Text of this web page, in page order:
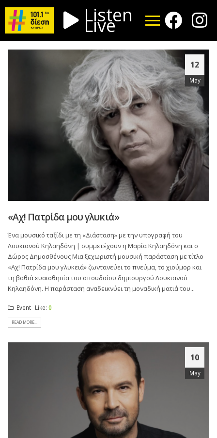
Listen
Live
12
May
«Αχ! Πατρίδα μου γλυκιά»
Ένα μουσικό ταξίδι με τη «Διάσταση» με την υπογραφή του
Λουκιανού Κηλαηδόνη | συμμετέχουν η Μαρία Κηλαηδόνη και ο
Δώρος Δημοσθένους Μια ξεχωριστή μουσική παράσταση με τίτλο
«Αχ! Πατρίδα μου γλυκειά» ζωντανεύει το πνεύμα, το χιούμορ και
τη βαθιά ευαισθησία του σπουδαίου δημιουργού Λουκιανού
Κηλαηδόνη. Η παράσταση αναδεικνύει τη μοναδική ματιά του...
Event Like: 0
READ MORE...
10
May